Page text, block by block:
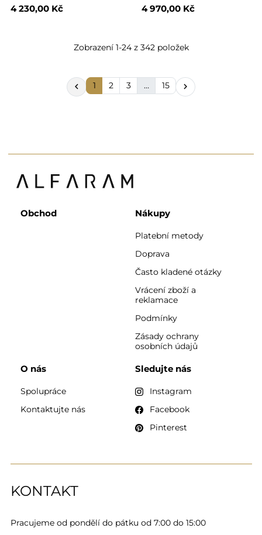
4 230,00 Kč
4 970,00 Kč
Zobrazení 1-24 z 342 položek
 1 2 3 … 15 
KONTAKT
Pracujeme od pondělí do pátku od 7:00 do 15:00
Obchod Nákupy
Platební metody
Doprava
Často kladené otázky
Vrácení zboží a
reklamace
Podmínky
Zásady ochrany
osobních údajů
O nás
Spolupráce
Kontaktujte nás
Sledujte nás
Instagram
Facebook
Pinterest